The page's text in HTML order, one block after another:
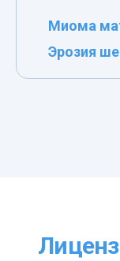
Миома
Эрозия